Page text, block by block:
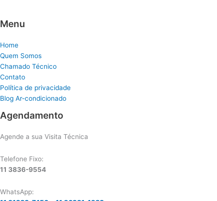
Menu
Home
Quem Somos
Chamado Técnico
Contato
Política de privacidade
Blog Ar-condicionado
Agendamento
Agende a sua Visita Técnica
Telefone Fixo:
11 3836-9554
WhatsApp: